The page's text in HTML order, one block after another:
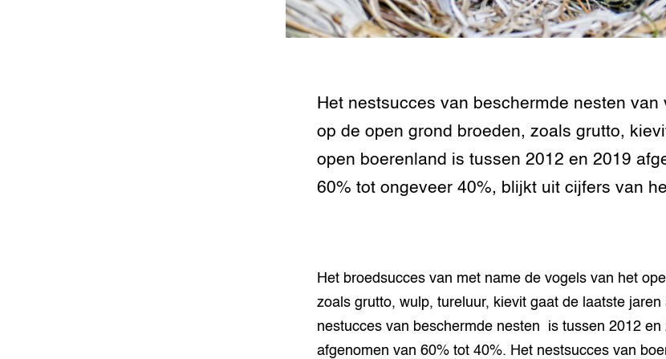
Foodsector
Groen, grond en infra
Integraal Aanpakken
EURCAW-Pigs
Technologie
Groen, welbevinden en
klimaatadaptatie
CoE Groen
bronnen
Genetische diversiteit
landbouwhuisdieren
Het nestsucces van beschermde nesten van
op de open grond broeden, zoals grutto,
open boerenland is tussen 2012 en 2019
60% tot ongeveer 40%, blijkt uit cijfers van
Het broedsucces van met name de vogels van het
zoals grutto, wulp, tureluur, kievit gaat de laatste jaren
nestucces van beschermde nesten is tussen 2012 en
afgenomen van 60% tot 40%. Het nestsucces van